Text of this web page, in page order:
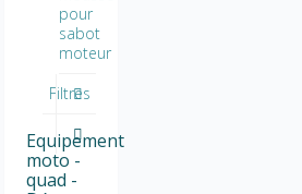
pour
sabot
moteur
Filtres
Equipement
moto -
quad -